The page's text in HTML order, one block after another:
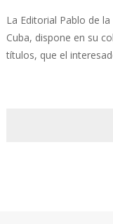
La Editorial Pablo de
Cuba, dispone en su
títulos, que el